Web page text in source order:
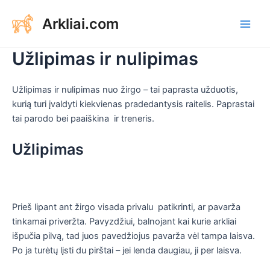
contenu
Arkliai.com
Užlipimas ir nulipimas
Užlipimas ir nulipimas nuo žirgo – tai paprasta užduotis,
kurią turi įvaldyti kiekvienas pradedantysis raitelis. Paprastai
tai parodo bei paaiškina ir treneris.
Užlipimas
Prieš lipant ant žirgo visada privalu patikrinti, ar pavarža
tinkamai priveržta. Pavyzdžiui, balnojant kai kurie arkliai
išpučia pilvą, tad juos pavedžiojus pavarža vėl tampa laisva.
Po ja turėtų lįsti du pirštai – jei lenda daugiau, ji per laisva.